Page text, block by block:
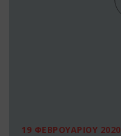
19 ΦΕΒΡΟΥΑΡΙΟΥ 2020